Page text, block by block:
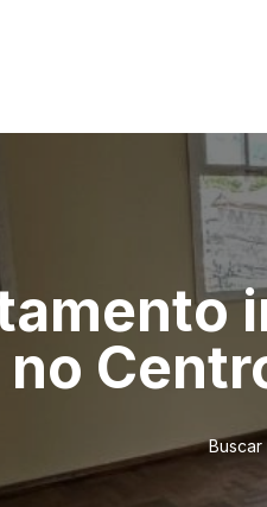
Buscar